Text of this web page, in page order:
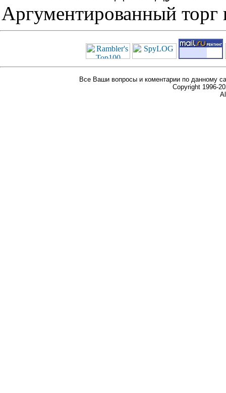
Аргументированный торг
Все Ваши вопросы и коментарии по данному
Copyright 1996-